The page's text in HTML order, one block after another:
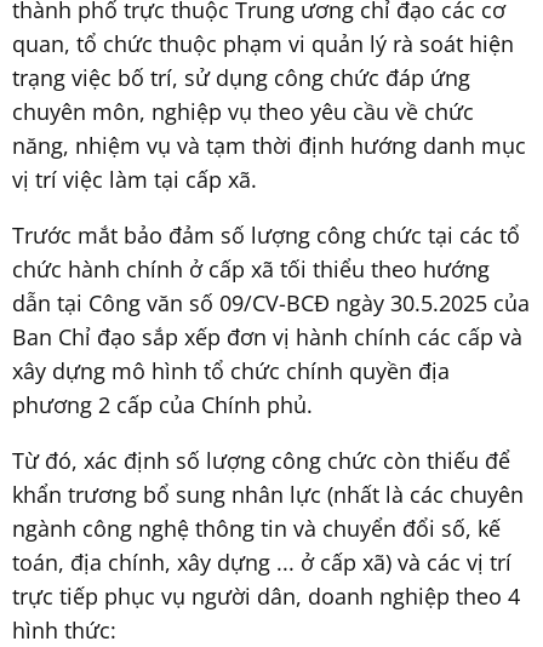
thành phố trực thuộc Trung ương chỉ đạo các cơ
quan, tổ chức thuộc phạm vi quản lý rà soát hiện
trạng việc bố trí, sử dụng công chức đáp ứng
chuyên môn, nghiệp vụ theo yêu cầu về chức
năng, nhiệm vụ và tạm thời định hướng danh mục
vị trí việc làm tại cấp xã.
Trước mắt bảo đảm số lượng công chức tại các tổ
chức hành chính ở cấp xã tối thiểu theo hướng
dẫn tại Công văn số 09/CV-BCĐ ngày 30.5.2025 của
Ban Chỉ đạo sắp xếp đơn vị hành chính các cấp và
xây dựng mô hình tổ chức chính quyền địa
phương 2 cấp của Chính phủ.
Từ đó, xác định số lượng công chức còn thiếu để
khẩn trương bổ sung nhân lực (nhất là các chuyên
ngành công nghệ thông tin và chuyển đổi số, kế
toán, địa chính, xây dựng ... ở cấp xã) và các vị trí
trực tiếp phục vụ người dân, doanh nghiệp theo 4
hình thức: